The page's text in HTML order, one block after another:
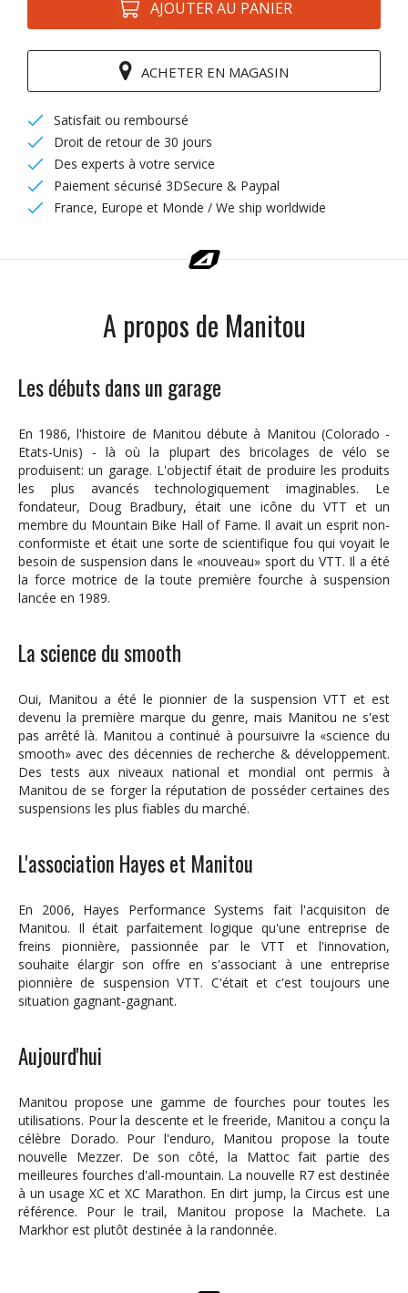
AJOUTER AU PANIER
ACHETER EN MAGASIN
Satisfait ou remboursé
Droit de retour de 30 jours
Des experts à votre service
Paiement sécurisé 3DSecure & Paypal
France, Europe et Monde / We ship worldwide
A propos de Manitou
Les débuts dans un garage
En 1986, l'histoire de Manitou débute à Manitou (Colorado -
Etats-Unis) - là où la plupart des bricolages de vélo se
produisent: un garage. L'objectif était de produire les produits
les plus avancés technologiquement imaginables. Le
fondateur, Doug Bradbury, était une icône du VTT et un
membre du Mountain Bike Hall of Fame. Il avait un esprit non-
conformiste et était une sorte de scientifique fou qui voyait le
besoin de suspension dans le «nouveau» sport du VTT. Il a été
la force motrice de la toute première fourche à suspension
lancée en 1989.
La science du smooth
Oui, Manitou a été le pionnier de la suspension VTT et est
devenu la première marque du genre, mais Manitou ne s'est
pas arrêté là. Manitou a continué à poursuivre la «science du
smooth» avec des décennies de recherche & développement.
Des tests aux niveaux national et mondial ont permis à
Manitou de se forger la réputation de posséder certaines des
suspensions les plus fiables du marché.
L'association Hayes et Manitou
En 2006, Hayes Performance Systems fait l'acquisiton de
Manitou. Il était parfaitement logique qu'une entreprise de
freins pionnière, passionnée par le VTT et l'innovation,
souhaite élargir son offre en s'associant à une entreprise
pionnière de suspension VTT. C'était et c'est toujours une
situation gagnant-gagnant.
Aujourd'hui
Manitou propose une gamme de fourches pour toutes les
utilisations. Pour la descente et le freeride, Manitou a conçu la
célèbre Dorado. Pour l'enduro, Manitou propose la toute
nouvelle Mezzer. De son côté, la Mattoc fait partie des
meilleures fourches d'all-mountain. La nouvelle R7 est destinée
à un usage XC et XC Marathon. En dirt jump, la Circus est une
référence. Pour le trail, Manitou propose la Machete. La
Markhor est plutôt destinée à la randonnée.